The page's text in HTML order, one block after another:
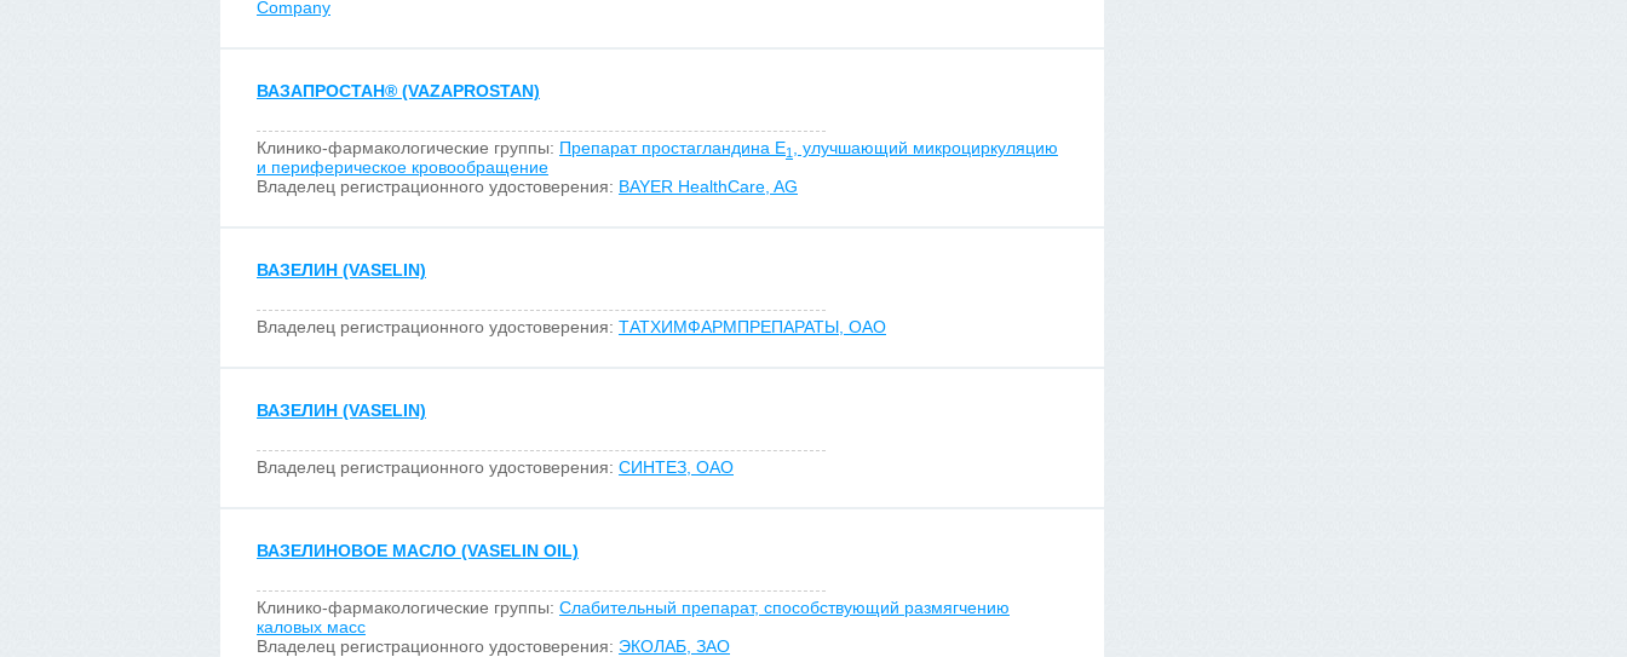
Company
ВАЗАПРОСТАН® (VAZAPROSTAN)
Клинико-фармакологические группы: Препарат простагландина E1
, улучшающий микроциркуляцию
и периферическое кровообращение
Владелец регистрационного удостоверения: BAYER HealthCare, AG
ВАЗЕЛИН (VASELIN)
Владелец регистрационного удостоверения: ТАТХИМФАРМПРЕПАРАТЫ, ОАО
ВАЗЕЛИН (VASELIN)
Владелец регистрационного удостоверения: СИНТЕЗ, ОАО
ВАЗЕЛИНОВОЕ МАСЛО (VASELIN OIL)
Клинико-фармакологические группы: Слабительный препарат, способствующий размягчению
каловых масс
Владелец регистрационного удостоверения: ЭКОЛАБ, ЗАО